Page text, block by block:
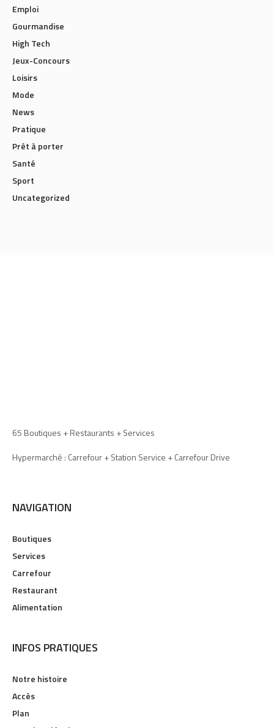
Emploi
Gourmandise
High Tech
Jeux-Concours
Loisirs
Mode
News
Pratique
Prêt à porter
Santé
Sport
Uncategorized
65 Boutiques + Restaurants + Services
Hypermarché : Carrefour + Station Service + Carrefour Drive
NAVIGATION
Boutiques
Services
Carrefour
Restaurant
Alimentation
INFOS PRATIQUES
Notre histoire
Accès
Plan